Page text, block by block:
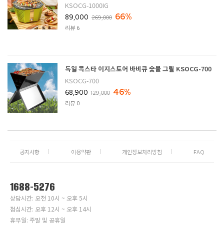
KSOCG-1000IG
89,000 269,000 66%
리뷰 6
독일 콕스타 이지스토어 바비큐 숯불 그릴 KSOCG-700
KSOCG-700
68,900 129,000 46%
리뷰 0
공지사항 이용약관 개인정보처리방침 FAQ
1688-5276
상담시간: 오전 10시 ~ 오후 5시
점심시간: 오후 12시 ~ 오후 14시
휴무일: 주말 및 공휴일